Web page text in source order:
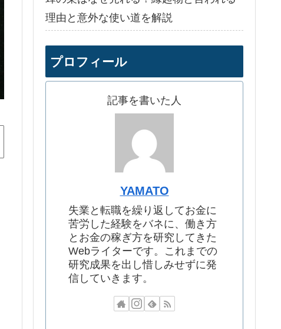
理由と意外な使い道を解説
プロフィール
記事を書いた人
YAMATO
失業と転職を繰り返してお金に
苦労した経験をバネに、働き方
とお金の稼ぎ方を研究してきた
Webライターです。これまでの
研究成果を出し惜しみせずに発
信していきます。